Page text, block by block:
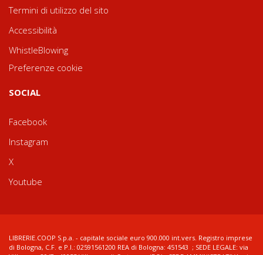
Termini di utilizzo del sito
Accessibilità
WhistleBlowing
Preferenze cookie
SOCIAL
Facebook
Instagram
X
Youtube
LIBRERIE.COOP S.p.a. - capitale sociale euro 900.000 int.vers. Registro imprese
di Bologna, C.F. e P.I.: 02591561200 REA di Bologna: 451543 ; SEDE LEGALE: via